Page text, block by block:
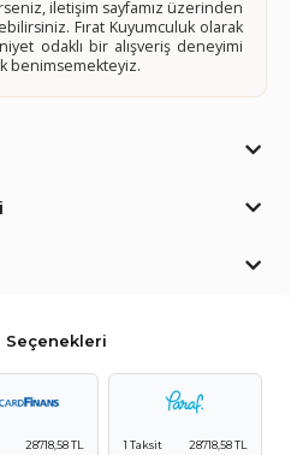
iletişim sayfamız üzerinden
Fırat Kuyumculuk olarak
odaklı bir alışveriş deneyimi
benimsemekteyiz.
Seçenekleri
28718,58 TL
1 Taksit
28718,58 TL